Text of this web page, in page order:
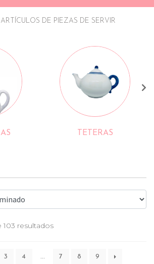
DE PIEZAS DE SERVIR
VER MÁS
103 resultados
3 4 … 7 8 9